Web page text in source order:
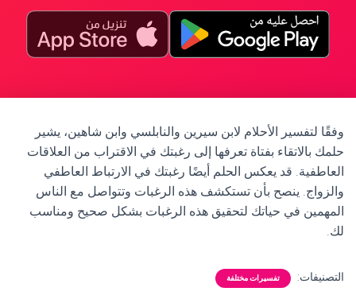
وفقًا لتفسير الأحلام لابن سيرين والنابلسي وابن شاهين، يشير
حلمك بالاتقاء بفتاة تعرفها إلى رغبتك في الاقتراب من العلاقات
العاطفية. قد يعكس الحلم أيضًا رغبتك في الارتباط العاطفي
والزواج. ينصح بأن تستكشف هذه الرغبات وتتواصل مع الناس
المهمين في حياتك لتحقيق هذه الرغبات بشكل صحيح ومناسب
لك.
التصنيفات: تفسيرات مختلفة